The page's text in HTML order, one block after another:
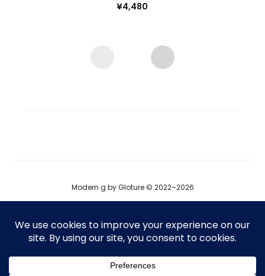
¥4,480
Modern g by Gloture © 2022–2026
運営会社
プロダクト掲載